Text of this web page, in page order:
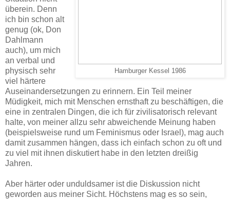
Hamburger Kessel 1986
überein. Denn
ich bin schon alt
genug (ok, Don
Dahlmann
auch), um mich
an verbal und
physisch sehr
viel härtere
Auseinandersetzungen zu erinnern. Ein Teil meiner
Müdigkeit, mich mit Menschen ernsthaft zu beschäftigen, die
eine in zentralen Dingen, die ich für zivilisatorisch relevant
halte, von meiner allzu sehr abweichende Meinung haben
(beispielsweise rund um Feminismus oder Israel), mag auch
damit zusammen hängen, dass ich einfach schon zu oft und
zu viel mit ihnen diskutiert habe in den letzten dreißig
Jahren.
Aber härter oder unduldsamer ist die Diskussion nicht
geworden aus meiner Sicht. Höchstens mag es so sein,